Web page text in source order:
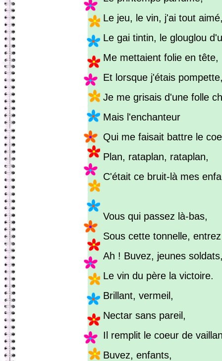
Le jeu, le vin, j'ai tout
Le gai tintin, le glouglou
Me mettaient folie en tête,
Et lorsque j'étais
Je me grisais d'une folle
Mais l'enchanteur
Qui me faisait battre le
Plan, rataplan, rataplan,
C'était ce bruit-là mes
Vous qui passez là-bas,
Sous cette tonnelle,
Ah ! Buvez, jeunes
Le vin du père la victoire.
Brillant, vermeil,
Nectar sans pareil,
Il remplit le coeur de
Buvez, enfants,